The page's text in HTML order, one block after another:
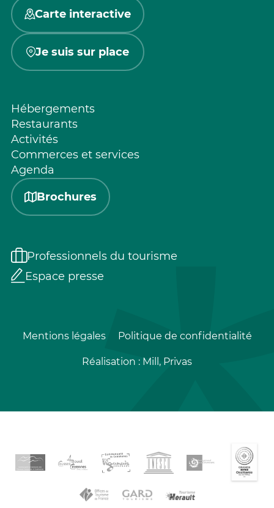
Carte interactive
Je suis sur place
Hébergements
Restaurants
Activités
Commerces et services
Agenda
Brochures
Professionnels du tourisme
Espace presse
Mentions légales Politique de confidentialité
Réalisation : Mill, Privas